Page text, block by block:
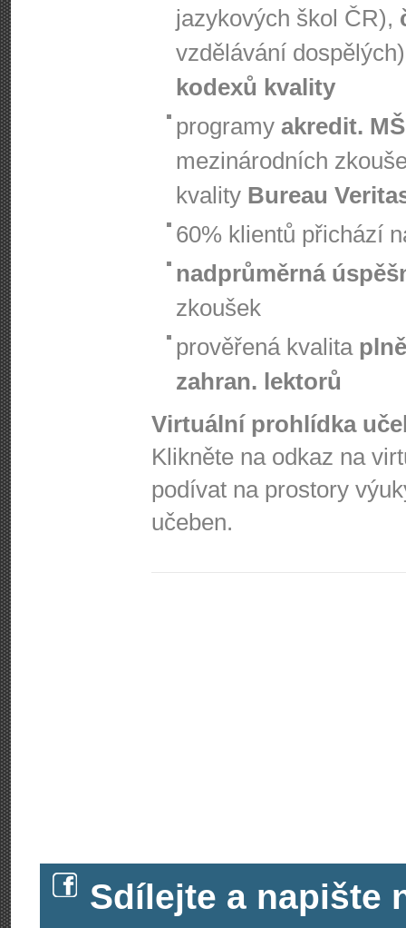
jazykových škol ČR),
vzdělávání
kodexů kvality
programy akredit.
mezinárodních
kvality Bureau
60% klientů přichází
nadprůměrná
zkoušek
prověřená kvalita
zahran. lektorů
Virtuální prohlídka
Klikněte na odkaz na
podívat na prostory
učeben.
Sdílejte a napište